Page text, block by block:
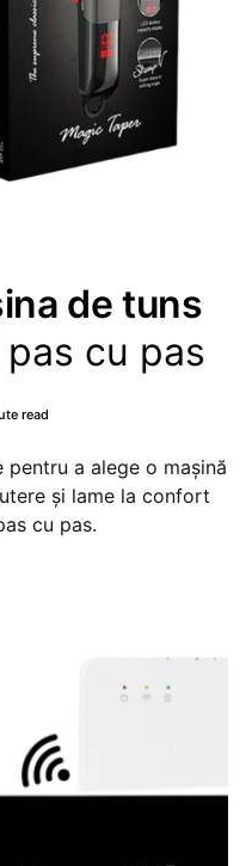
de tuns
cu pas
read
a alege o mașină
și lame la confort
cu pas.